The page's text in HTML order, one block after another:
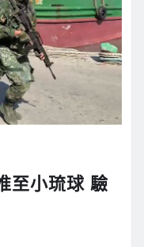
至小琉球 驗